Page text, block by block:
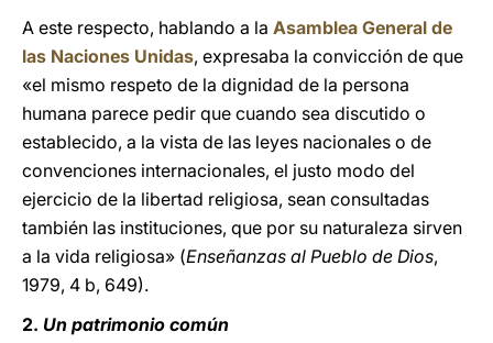
A este respecto, hablando a la Asamblea General de
las Naciones Unidas, expresaba la convicción de que
«el mismo respeto de la dignidad de la persona
humana parece pedir que cuando sea discutido o
establecido, a la vista de las leyes nacionales o de
convenciones internacionales, el justo modo del
ejercicio de la libertad religiosa, sean consultadas
también las instituciones, que por su naturaleza sirven
a la vida religiosa» (Enseñanzas al Pueblo de Dios,
1979, 4 b, 649).
2. Un patrimonio común